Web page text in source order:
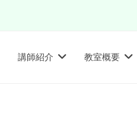
講師紹介 教室概要